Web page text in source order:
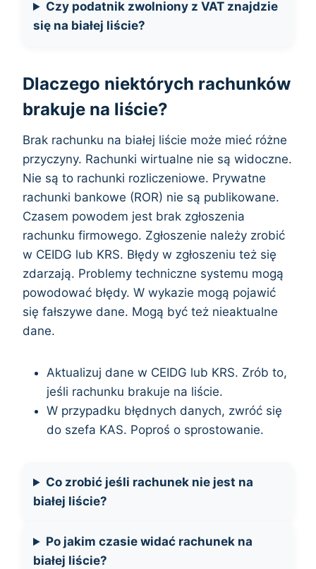
Czy podatnik zwolniony z VAT znajdzie
się na białej liście?
Dlaczego niektórych rachunków
brakuje na liście?
Brak rachunku na białej liście może mieć różne
przyczyny. Rachunki wirtualne nie są widoczne.
Nie są to rachunki rozliczeniowe. Prywatne
rachunki bankowe (ROR) nie są publikowane.
Czasem powodem jest brak zgłoszenia
rachunku firmowego. Zgłoszenie należy zrobić
w CEIDG lub KRS. Błędy w zgłoszeniu też się
zdarzają. Problemy techniczne systemu mogą
powodować błędy. W wykazie mogą pojawić
się fałszywe dane. Mogą być też nieaktualne
dane.
Aktualizuj dane w CEIDG lub KRS. Zrób to,
jeśli rachunku brakuje na liście.
W przypadku błędnych danych, zwróć się
do szefa KAS. Poproś o sprostowanie.
Co zrobić jeśli rachunek nie jest na
białej liście?
Po jakim czasie widać rachunek na
białej liście?